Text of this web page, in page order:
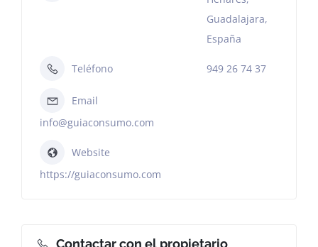
Guadalajara,
España
Teléfono 949 26 74 37
Email
info@guiaconsumo.com
Website
https://guiaconsumo.com